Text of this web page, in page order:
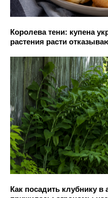
Королева тени: купена
растения расти
Как посадить клубнику в